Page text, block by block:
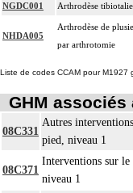
NGDC001 Arthrodèse
NHDA005
Arthrodèse de
par arthrotomie
Liste de codes CCAM pour
GHM associés
08C331
Autres
pied, niveau 1
08C371
Interventions sur le
niveau 1